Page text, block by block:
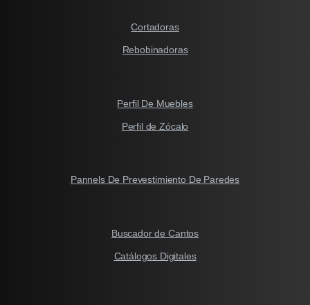
Cortadoras
Rebobinadoras
Perfil De Muebles
Perfil de Zócalo
Pannels De Prevestimiento De Paredes
Buscador de Cantos
Catálogos Digitales